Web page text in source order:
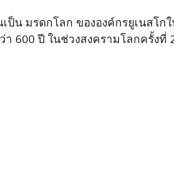
ป็น มรดกโลก ขององค์กรยูเนสโ
600 ปี ในช่วงสงครามโลกครั้ง